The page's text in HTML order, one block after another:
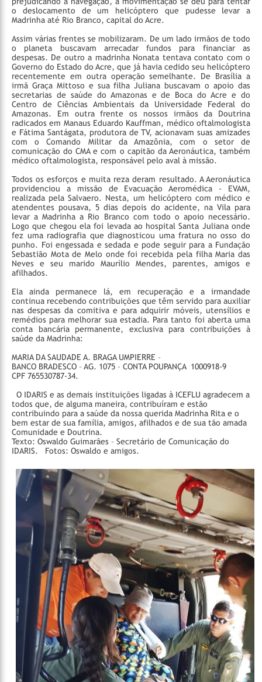
o deslocamento de um helicóptero que pudesse levar a
Madrinha até Rio Branco, capital do Acre.
Assim várias frentes se mobilizaram. De um lado irmãos de todo
o planeta buscavam arrecadar fundos para financiar as
despesas. De outro a madrinha Nonata tentava contato com o
Governo do Estado do Acre, que já havia cedido seu helicóptero
recentemente em outra operação semelhante. De Brasília a
irmã Graça Mittoso e sua filha Juliana buscavam o apoio das
secretarias de saúde do Amazonas e de Boca do Acre e do
Centro de Ciências Ambientais da Universidade Federal do
Amazonas. Em outra frente os nossos irmãos da Doutrina
radicados em Manaus Eduardo Kauffman, médico oftalmologista
e Fátima Santágata, produtora de TV, acionavam suas amizades
com o Comando Militar da Amazônia, com o setor de
comunicação do CMA e com o capitão da Aeronáutica, também
médico oftalmologista, responsável pelo aval à missão.
Todos os esforços e muita reza deram resultado. A Aeronáutica
providenciou a missão de Evacuação Aeromédica - EVAM,
realizada pela Salvaero. Nesta, um helicóptero com médico e
atendentes pousava, 5 dias depois do acidente, na Vila para
levar a Madrinha a Rio Branco com todo o apoio necessário.
Logo que chegou ela foi levada ao hospital Santa Juliana onde
fez uma radiografia que diagnosticou uma fratura no osso do
punho. Foi engessada e sedada e pode seguir para a Fundação
Sebastião Mota de Melo onde foi recebida pela filha Maria das
Neves e seu marido Maurílio Mendes, parentes, amigos e
afilhados.
Ela ainda permanece lá, em recuperação e a irmandade
continua recebendo contribuições que têm servido para auxiliar
nas despesas da comitiva e para adquirir móveis, utensílios e
remédios para melhorar sua estadia. Para tanto foi aberta uma
conta bancária permanente, exclusiva para contribuições à
saúde da Madrinha:
MARIA DA SAUDADE A. BRAGA UMPIERRE –
BANCO BRADESCO – AG. 1075 – CONTA POUPANÇA 1000918-9
CPF 765530787-34.
O IDARIS e as demais instituições ligadas à ICEFLU agradecem a
todos que, de alguma maneira, contribuíram e estão
contribuindo para a saúde da nossa querida Madrinha Rita e o
bem estar de sua família, amigos, afilhados e de sua tão amada
Comunidade e Doutrina.
Texto: Oswaldo Guimarães – Secretário de Comunicação do
IDARIS.
Fotos: Oswaldo e amigos.